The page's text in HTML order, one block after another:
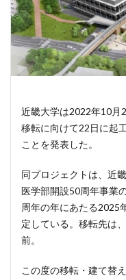
近畿大学は2022年10月
移転に向けて22日に起
ことを発表した。
同プロジェクトは、近
医学部開設50周年事業
周年の年にあたる2025
定している。移転先は
前。
この度の移転・建て替